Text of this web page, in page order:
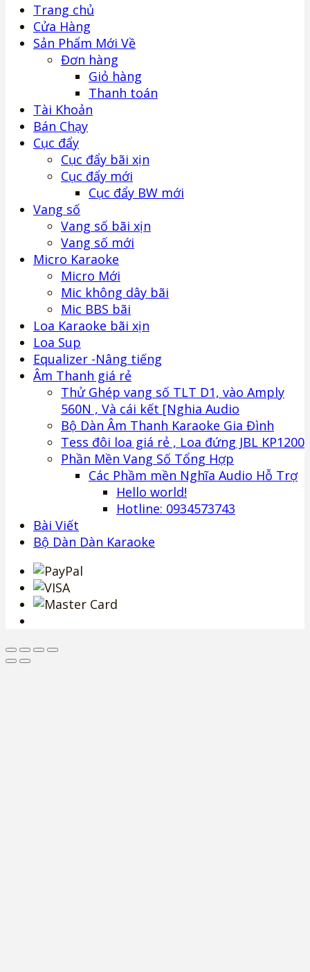
Trang chủ
Cửa Hàng
Sản Phẩm Mới Về
Đơn hàng
Giỏ hàng
Thanh toán
Tài Khoản
Bán Chạy
Cục đẩy
Cục đẩy bãi xịn
Cục đẩy mới
Cục đẩy BW mới
Vang số
Vang số bãi xịn
Vang số mới
Micro Karaoke
Micro Mới
Mic không dây bãi
Mic BBS bãi
Loa Karaoke bãi xịn
Loa Sup
Equalizer -Nâng tiếng
Âm Thanh giá rẻ
Thử Ghép vang số TLT D1, vào Amply
560N , Và cái kết [Nghia Audio
Bộ Dàn Âm Thanh Karaoke Gia Đình
Tess đôi loa giá rẻ , Loa đứng JBL KP1200
Phần Mền Vang Số Tổng Hợp
Các Phầm mền Nghĩa Audio Hỗ Trợ
Hello world!
Hotline: 0934573743
Bài Viết
Bộ Dàn Dàn Karaoke